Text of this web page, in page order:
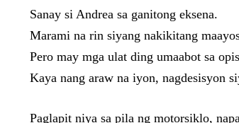
Sanay si Andrea sa ganitong eksena.
Marami na rin siyang nakikitang
Pero may mga ulat ding umaabot sa
Kaya nang araw na iyon, nagdesisyon
Paglapit niya sa pila ng motorsiklo,